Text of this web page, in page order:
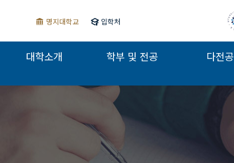
명지대학교 입학처
대학소개 학부 및 전공 다전공